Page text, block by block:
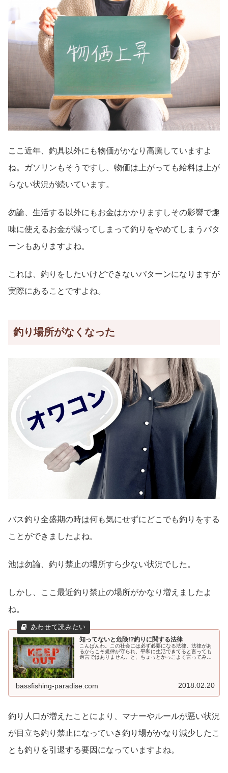
ここ近年、釣具以外にも物価がかなり高騰していますよ
ね。ガソリンもそうですし、物価は上がっても給料は上が
らない状況が続いています。
勿論、生活する以外にもお金はかかりますしその影響で趣
味に使えるお金が減ってしまって釣りをやめてしまうパタ
ーンもありますよね。
これは、釣りをしたいけどできないパターンになりますが
実際にあることですよね。
釣り場所がなくなった
バス釣り全盛期の時は何も気にせずにどこでも釣りをする
ことができましたよね。
池は勿論、釣り禁止の場所すら少ない状況でした。
しかし、ここ最近釣り禁止の場所がかなり増えましたよ
ね。
知ってないと危険!?釣りに関する法律
こんばんわ。この社会には必ず必要になる法律。法律があ
るからこそ規律が守られ、平和に生活できてると言っても
過言ではありません。と、ちょっとかっこよく言ってみま
bassfishing-paradise.com 2018.02.20
釣り人口が増えたことにより、マナーやルールが悪い状況
が目立ち釣り禁止になっていき釣り場がかなり減少したこ
とも釣りを引退する要因になっていますよね。